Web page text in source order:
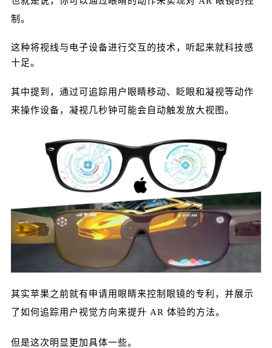
制。
这种将视线与电子设备进行交互的技术，听起来就科技感
十足。
其中提到，通过可追踪用户眼睛移动、眨眼和凝视等动作
来操作设备，凝视几秒钟可能会自动触发放大视图。
其实苹果之前就有申请用眼睛来控制眼镜的专利，并展示
了如何追踪用户视觉方向来提升 AR 体验的方法。
但是这次明显更加具体一些。